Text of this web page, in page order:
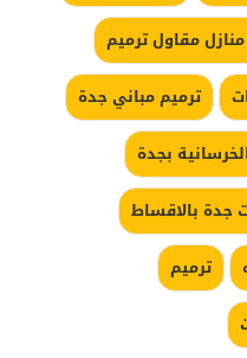
مقاول ترميم
ترميم مباني جدة
بجدة
جدة بالاقساط
ترميم